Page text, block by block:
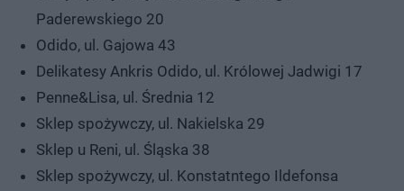
Paderewskiego 20
Odido, ul. Gajowa 43
Delikatesy Ankris Odido, ul. Królowej Jadwigi 17
Penne&Lisa, ul. Średnia 12
Sklep spożywczy, ul. Nakielska 29
Sklep u Reni, ul. Śląska 38
Sklep spożywczy, ul. Konstatntego Ildefonsa